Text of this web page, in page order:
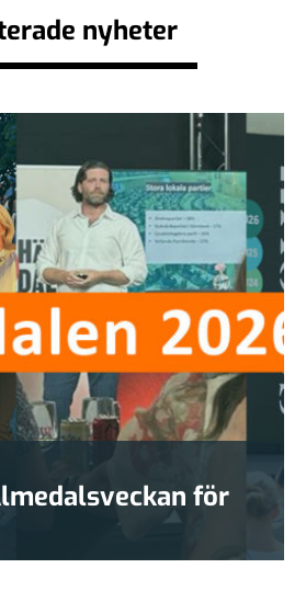
nyheter
för